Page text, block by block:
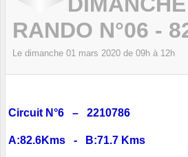
RANDO N°06 -
Le dimanche 01 mars 2020 de 09h à 12h
Circuit N°6 – 2210786
A:82.6Kms - B:71.7 Kms